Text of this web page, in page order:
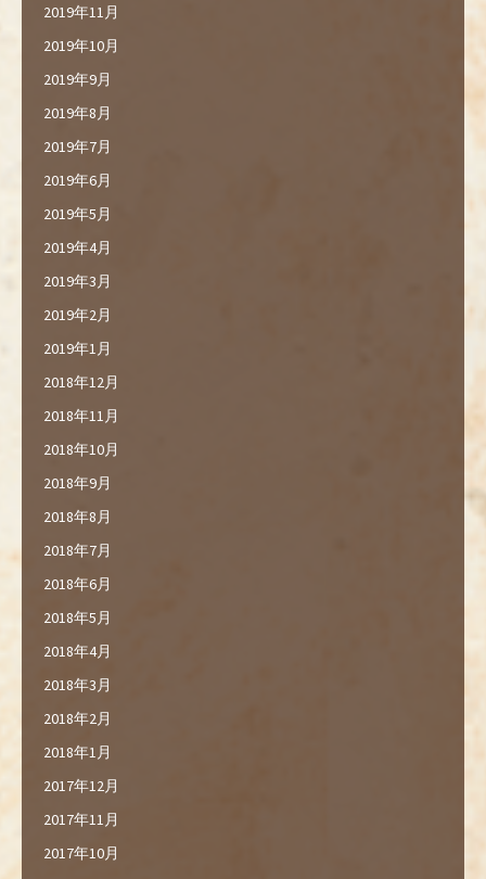
2019年11月
2019年10月
2019年9月
2019年8月
2019年7月
2019年6月
2019年5月
2019年4月
2019年3月
2019年2月
2019年1月
2018年12月
2018年11月
2018年10月
2018年9月
2018年8月
2018年7月
2018年6月
2018年5月
2018年4月
2018年3月
2018年2月
2018年1月
2017年12月
2017年11月
2017年10月